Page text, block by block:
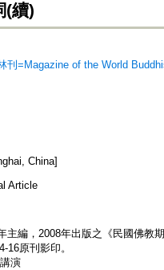
(續)
刊=Magazine of the World
China]
Article
主編，2008年出版之《民國佛教
16原刊影印。
演